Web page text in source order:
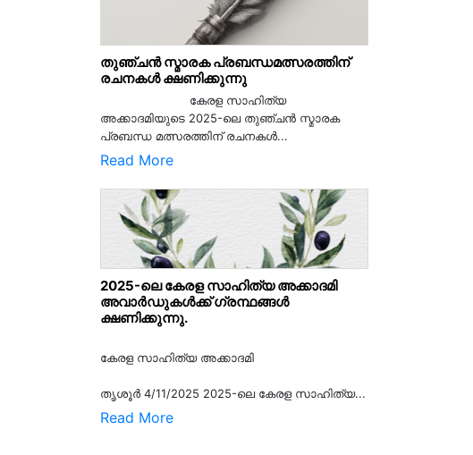
തുഞ്ചൻ സ്മാരക പ്രബന്ധമത്സരത്തിന്
രചനകൾ ക്ഷണിക്കുന്നു
കേരള സാഹിത്യ
അക്കാദമിയുടെ 2025-ലെ തുഞ്ചൻ സ്മാരക
പ്രബന്ധ മത്സരത്തിന് രചനകൾ...
Read More
2025-ലെ കേരള സാഹിത്യ അക്കാദമി
അവാർഡുകൾക്ക് ഗ്രന്ഥങ്ങൾ
ക്ഷണിക്കുന്നു.
കേരള സാഹിത്യ അക്കാദമി
തൃശൂര്‍ 4/11/2025 2025-ലെ കേരള സാഹിത്യ...
Read More